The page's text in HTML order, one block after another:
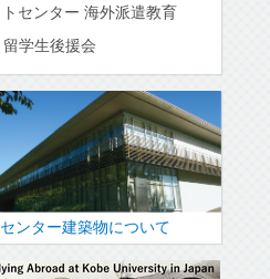
トセンター 海外派遣教育
留学生後援会
センター建築物について